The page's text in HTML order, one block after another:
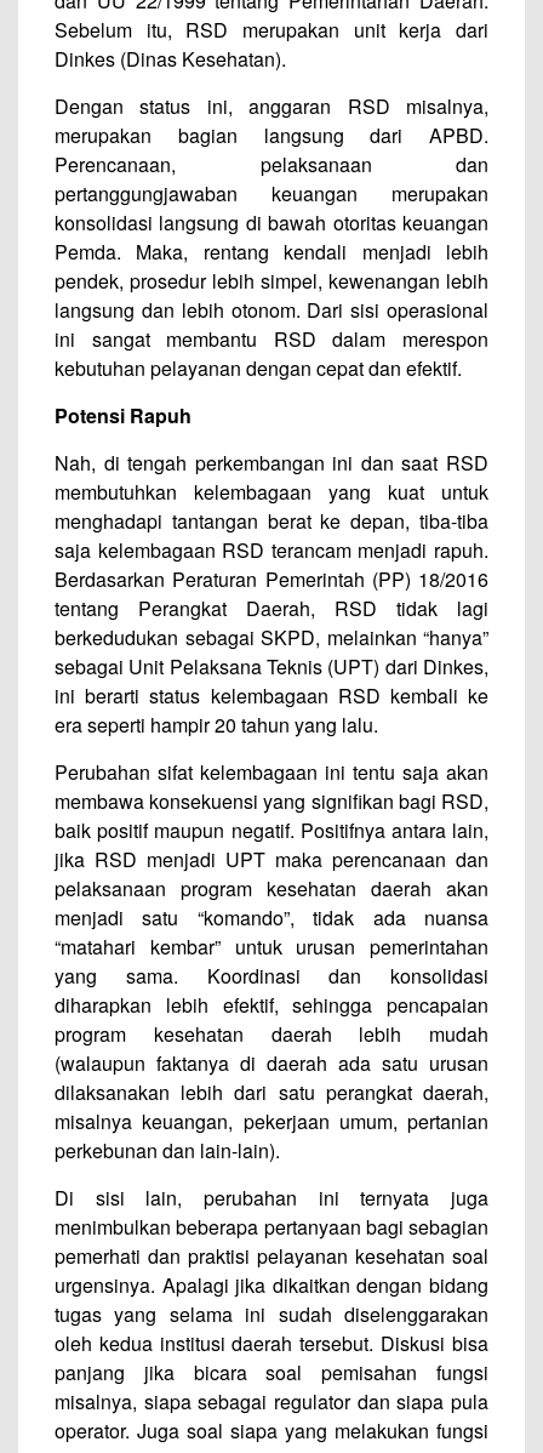
Sebelum itu, RSD merupakan unit kerja dari
Dinkes (Dinas Kesehatan).
Dengan status ini, anggaran RSD misalnya,
merupakan bagian langsung dari APBD.
Perencanaan, pelaksanaan dan
pertanggungjawaban keuangan merupakan
konsolidasi langsung di bawah otoritas keuangan
Pemda. Maka, rentang kendali menjadi lebih
pendek, prosedur lebih simpel, kewenangan lebih
langsung dan lebih otonom. Dari sisi operasional
ini sangat membantu RSD dalam merespon
kebutuhan pelayanan dengan cepat dan efektif.
Potensi Rapuh
Nah, di tengah perkembangan ini dan saat RSD
membutuhkan kelembagaan yang kuat untuk
menghadapi tantangan berat ke depan, tiba-tiba
saja kelembagaan RSD terancam menjadi rapuh.
Berdasarkan Peraturan Pemerintah (PP) 18/2016
tentang Perangkat Daerah, RSD tidak lagi
berkedudukan sebagai SKPD, melainkan “hanya”
sebagai Unit Pelaksana Teknis (UPT) dari Dinkes,
ini berarti status kelembagaan RSD kembali ke
era seperti hampir 20 tahun yang lalu.
Perubahan sifat kelembagaan ini tentu saja akan
membawa konsekuensi yang signifikan bagi RSD,
baik positif maupun negatif. Positifnya antara lain,
jika RSD menjadi UPT maka perencanaan dan
pelaksanaan program kesehatan daerah akan
menjadi satu “komando”, tidak ada nuansa
“matahari kembar” untuk urusan pemerintahan
yang sama. Koordinasi dan konsolidasi
diharapkan lebih efektif, sehingga pencapaian
program kesehatan daerah lebih mudah
(walaupun faktanya di daerah ada satu urusan
dilaksanakan lebih dari satu perangkat daerah,
misalnya keuangan, pekerjaan umum, pertanian
perkebunan dan lain-lain).
Di sisi lain, perubahan ini ternyata juga
menimbulkan beberapa pertanyaan bagi sebagian
pemerhati dan praktisi pelayanan kesehatan soal
urgensinya. Apalagi jika dikaitkan dengan bidang
tugas yang selama ini sudah diselenggarakan
oleh kedua institusi daerah tersebut. Diskusi bisa
panjang jika bicara soal pemisahan fungsi
misalnya, siapa sebagai regulator dan siapa pula
operator. Juga soal siapa yang melakukan fungsi